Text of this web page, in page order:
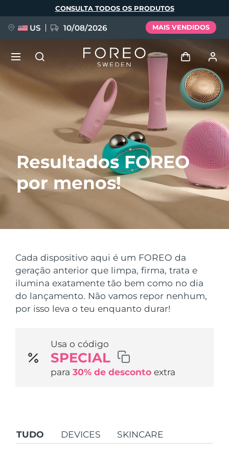
principal
Resultados FOREO
por menos!
Cada dispositivo aqui é um FOREO da
geração anterior que limpa, firma, trata e
ilumina exatamente tão bem como no dia
do lançamento. Não vamos repor nenhum,
por isso leva o teu enquanto durar!
Usa o código
SPECIAL
para30% de desconto extra
TUDO DEVICES SKINCARE
CONSULTA TODOS OS PRODUTOS
US 10/08/2026 MAIS VENDIDOS
Entrar
Perfil de usuário
Meus aparelhos
Meus pedidos
Meus endereços
As minhas subscrições
NOVIDADE
FAQ™ Pure Beauty-Tech Elixir
BREAKING NEWS
FAQ™ Dual LED Panel
POPULAR
Ofertas especiais Bestsellers
Idioma
Deutsch
Español
Français
Italiano
Português
Svenska
Русский
Türkçe
繁體中文
País de envio
Estados Unidos Entrega prevista 10/08/2026
Reino Unido Entrega prevista 09/08/2026
Espanha Entrega prevista
França Entrega prevista